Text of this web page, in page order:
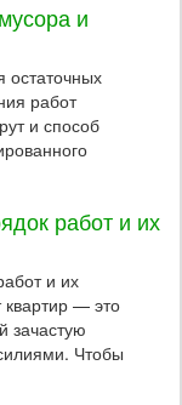
и
остаточных
работ
и способ
работ и их
и их
квартир — это
зачастую
Чтобы